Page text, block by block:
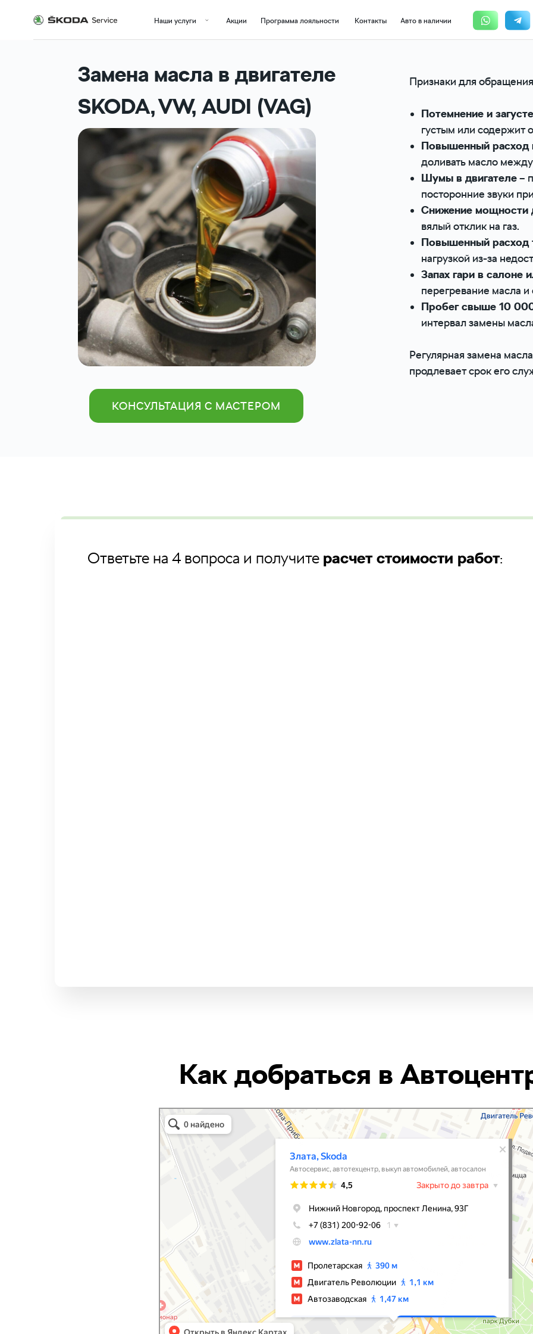
Ежедневно с 9:00
+7(831) 233-
Контакты Авто в наличии
Программа лояльности
Акции
Наши услуги
Замена масла в двигателе
SKODA, VW, AUDI (VAG)
Признаки для
Потемнение и
густым или содержит
Повышенный расход
доливать масло
Шумы в двигателе–
посторонние звуки
Снижение мощности
вялый отклик на газ.
Повышенный расход
нагрузкой из-за
Запах гари в салоне
перегревание масла
Пробег свыше 10
интервал замены
Регулярная замена
продлевает срок его
КОНСУЛЬТАЦИЯ С МАСТЕРОМ
Ответьте на 4 вопроса и получите расчет стоимости работ:
Как добраться в
Звоните, а лучше приезжайте!
Ремонт
Диагностика
О компании